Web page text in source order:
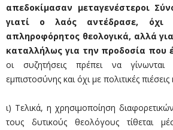
απεδοκίμασαν μεταγενέστεροι
γιατί ο λαός αντέδρασε, όχι
απληροφόρητος θεολογικά, αλλά
καταλλήλως για την προδοσία που
οι συζητήσεις πρέπει να γίνωνται
εμπιστοσύνης και όχι με πολιτικές πιέσεις
ι) Τελικά, η χρησιμοποίηση
τους δυτικούς θεολόγους τίθεται